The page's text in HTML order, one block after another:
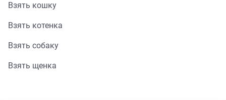
Взять кошку
Взять котенка
Взять собаку
Взять щенка